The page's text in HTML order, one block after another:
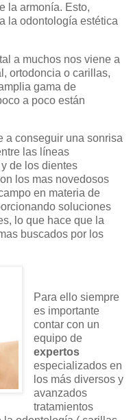
la armonía. Esto,
la odontología estética
a muchos nos viene a
ortodoncia o carillas,
gama de
a poco están
a conseguir una sonrisa
las líneas
de los dientes
los mas novedosos
en materia de
soluciones
lo que hace que la
buscados por los
Para ello siempre
es importante
contar con un
equipo de
expertos
especializados en
los más diversos y
avanzados
tratamientos